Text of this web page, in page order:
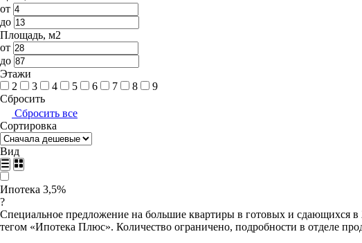
от
до
Площадь, м2
от
до
Этажи
2
3 4 5 6 7 8
9
Сбросить
Сбросить все
Сортировка
Вид
Ипотека 3,5%
?
Специальное предложение на большие квартиры в готовых и сдающихся
тегом «Ипотека Плюс». Количество ограничено, подробности в отделе